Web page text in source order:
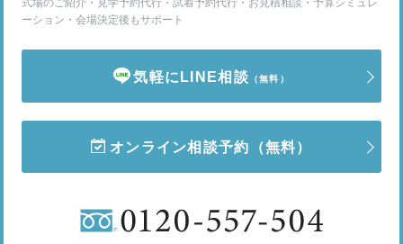
式場のご紹介・見学予約代行・試着予約代行・お見積相談・予算シミュレ
ーション・会場決定後もサポート
気軽にLINE相談 （無料）
オンライン相談予約 （無料）